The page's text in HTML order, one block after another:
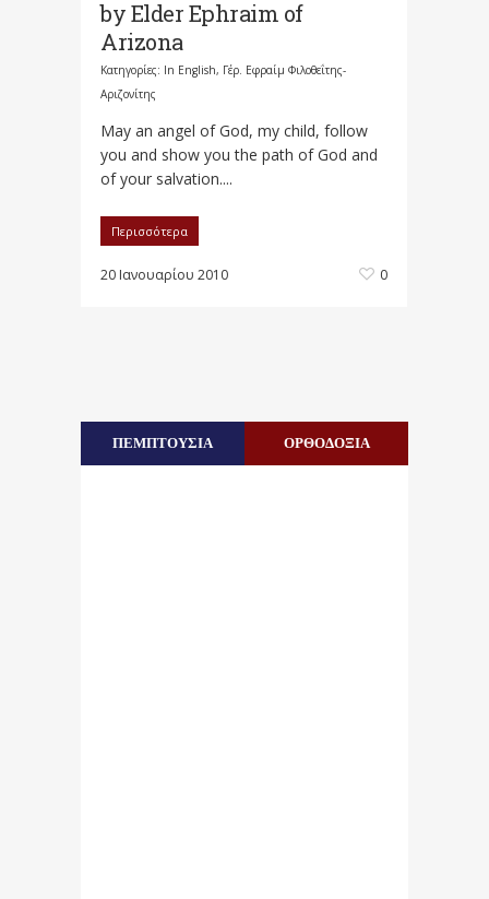
by Elder Ephraim of
Arizona
Κατηγορίες: In English, Γέρ. Εφραίμ Φιλοθεΐτης-
Αριζονίτης
May an angel of God, my child, follow
you and show you the path of God and
of your salvation....
Περισσότερα
20 Ιανουαρίου 2010 0
ΠΕΜΠΤΟΥΣΙΑ ΟΡΘΟΔΟΞΙΑ